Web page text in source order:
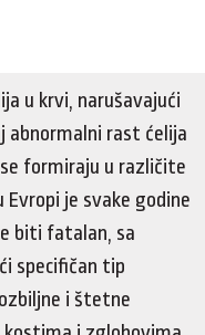
u krvi, narušavajući
abnormalni rast ćelija
formiraju u različite
je svake godine
biti fatalan, sa
specifičan tip
i štetne